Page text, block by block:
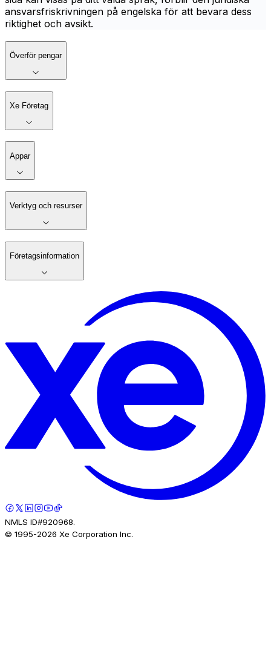
ansvarsfriskrivningen på engelska för att bevara dess
riktighet och avsikt.
Överför pengar
Xe Företag
Appar
Verktyg och resurser
Företagsinformation
NMLS ID#920968.
© 1995-2026 Xe Corporation Inc.